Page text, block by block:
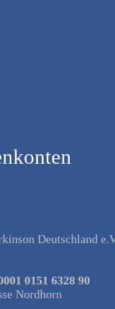
Deutschland
0151 6328 90
Nordhorn